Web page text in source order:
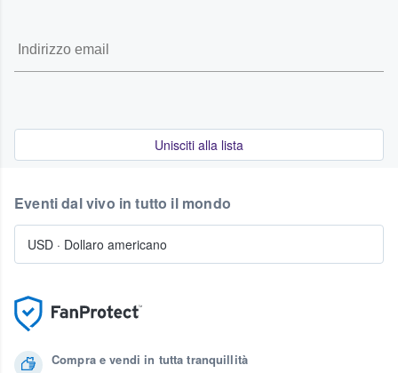
Unisciti alla lista
Compra e vendi in tutta tranquillità
Eventi dal vivo in tutto il mondo
USD · Dollaro americano